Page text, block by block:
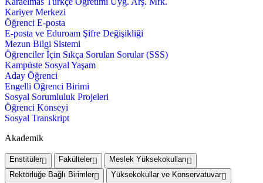
Kariyer Merkezi
Öğrenci E-posta
E-posta ve Eduroam Şifre Değişikliği
Mezun Bilgi Sistemi
Öğrenciler İçin Sıkça Sorulan Sorular (SSS)
Kampüste Sosyal Yaşam
Aday Öğrenci
Engelli Öğrenci Birimi
Sosyal Sorumluluk Projeleri
Öğrenci Konseyi
Sosyal Transkript
Akademik
Enstitüler Fakülteler
Meslek Yüksekokulları
Rektörlüğe Bağlı Birimler
Yüksekokullar ve Konservatuvar